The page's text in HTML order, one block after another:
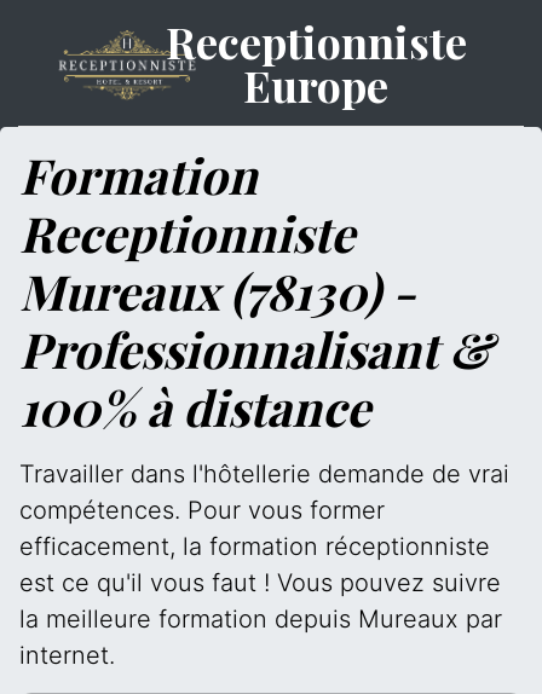
Receptionniste
Europe
Formation
Receptionniste
Mureaux (78130) -
Professionnalisant &
100% à distance
Travailler dans l'hôtellerie demande de vrai
compétences. Pour vous former
efficacement, la formation réceptionniste
est ce qu'il vous faut ! Vous pouvez suivre
la meilleure formation depuis Mureaux par
internet.